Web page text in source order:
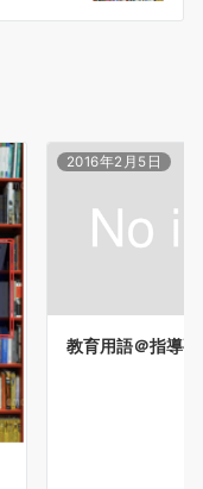
2016年2月5日
教育用語＠指導要